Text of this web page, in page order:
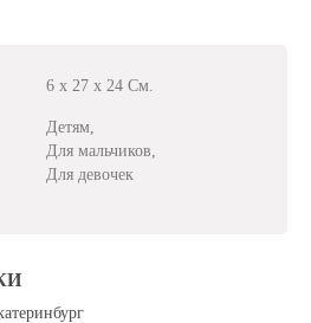
6 x 27 x 24 См.
Детям,
Для мальчиков,
Для девочек